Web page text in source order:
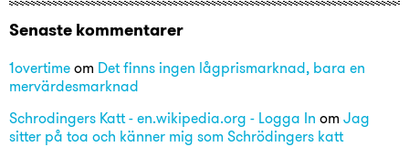
Senaste kommentarer
1overtime om Det finns ingen lågprismarknad, bara en
mervärdesmarknad
Schrodingers Katt - en.wikipedia.org - Logga In om Jag
sitter på toa och känner mig som Schrödingers katt